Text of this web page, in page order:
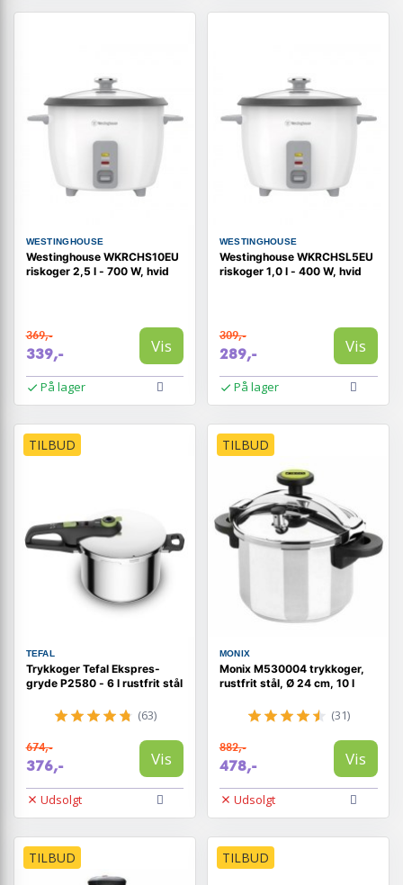
WESTINGHOUSE
Westinghouse WKRCHS10EU
riskoger 2,5 l - 700 W, hvid
369,-
339,- Vis
På lager
WESTINGHOUSE
Westinghouse WKRCHSL5EU
riskoger 1,0 l - 400 W, hvid
309,-
289,- Vis
På lager
TILBUD
TEFAL
Trykkoger Tefal Ekspres-
gryde P2580 - 6 l rustfrit stål
(63)
674,-
376,- Vis
Udsolgt
TILBUD
MONIX
Monix M530004 trykkoger,
rustfrit stål, Ø 24 cm, 10 l
(31)
882,-
478,- Vis
Udsolgt
TILBUD TILBUD